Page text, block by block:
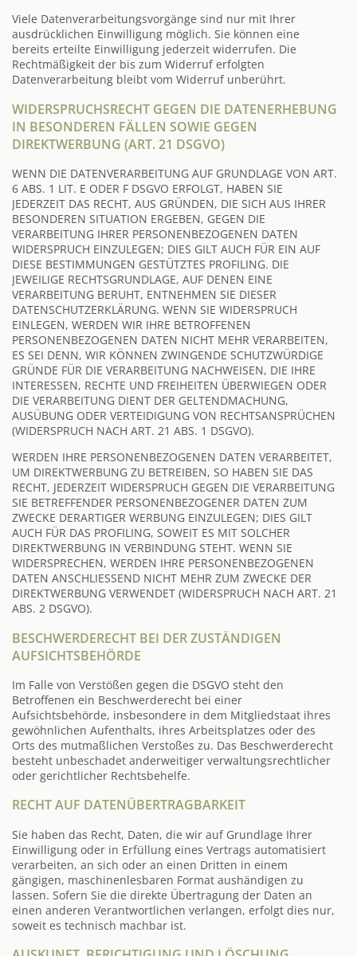
Viele Datenverarbeitungsvorgänge sind nur mit Ihrer
ausdrücklichen Einwilligung möglich. Sie können eine
bereits erteilte Einwilligung jederzeit widerrufen. Die
Rechtmäßigkeit der bis zum Widerruf erfolgten
Datenverarbeitung bleibt vom Widerruf unberührt.
WIDERSPRUCHSRECHT GEGEN DIE DATENERHEBUNG
IN BESONDEREN FÄLLEN SOWIE GEGEN
DIREKTWERBUNG (ART. 21 DSGVO)
WENN DIE DATENVERARBEITUNG AUF GRUNDLAGE VON ART.
6 ABS. 1 LIT. E ODER F DSGVO ERFOLGT, HABEN SIE
JEDERZEIT DAS RECHT, AUS GRÜNDEN, DIE SICH AUS IHRER
BESONDEREN SITUATION ERGEBEN, GEGEN DIE
VERARBEITUNG IHRER PERSONENBEZOGENEN DATEN
WIDERSPRUCH EINZULEGEN; DIES GILT AUCH FÜR EIN AUF
DIESE BESTIMMUNGEN GESTÜTZTES PROFILING. DIE
JEWEILIGE RECHTSGRUNDLAGE, AUF DENEN EINE
VERARBEITUNG BERUHT, ENTNEHMEN SIE DIESER
DATENSCHUTZERKLÄRUNG. WENN SIE WIDERSPRUCH
EINLEGEN, WERDEN WIR IHRE BETROFFENEN
PERSONENBEZOGENEN DATEN NICHT MEHR VERARBEITEN,
ES SEI DENN, WIR KÖNNEN ZWINGENDE SCHUTZWÜRDIGE
GRÜNDE FÜR DIE VERARBEITUNG NACHWEISEN, DIE IHRE
INTERESSEN, RECHTE UND FREIHEITEN ÜBERWIEGEN ODER
DIE VERARBEITUNG DIENT DER GELTENDMACHUNG,
AUSÜBUNG ODER VERTEIDIGUNG VON RECHTSANSPRÜCHEN
(WIDERSPRUCH NACH ART. 21 ABS. 1 DSGVO).
WERDEN IHRE PERSONENBEZOGENEN DATEN VERARBEITET,
UM DIREKTWERBUNG ZU BETREIBEN, SO HABEN SIE DAS
RECHT, JEDERZEIT WIDERSPRUCH GEGEN DIE VERARBEITUNG
SIE BETREFFENDER PERSONENBEZOGENER DATEN ZUM
ZWECKE DERARTIGER WERBUNG EINZULEGEN; DIES GILT
AUCH FÜR DAS PROFILING, SOWEIT ES MIT SOLCHER
DIREKTWERBUNG IN VERBINDUNG STEHT. WENN SIE
WIDERSPRECHEN, WERDEN IHRE PERSONENBEZOGENEN
DATEN ANSCHLIESSEND NICHT MEHR ZUM ZWECKE DER
DIREKTWERBUNG VERWENDET (WIDERSPRUCH NACH ART. 21
ABS. 2 DSGVO).
BESCHWERDE­RECHT BEI DER ZUSTÄNDIGEN
AUFSICHTS­BEHÖRDE
Im Falle von Verstößen gegen die DSGVO steht den
Betroffenen ein Beschwerderecht bei einer
Aufsichtsbehörde, insbesondere in dem Mitgliedstaat ihres
gewöhnlichen Aufenthalts, ihres Arbeitsplatzes oder des
Orts des mutmaßlichen Verstoßes zu. Das Beschwerderecht
besteht unbeschadet anderweitiger verwaltungsrechtlicher
oder gerichtlicher Rechtsbehelfe.
RECHT AUF DATEN­ÜBERTRAG­BARKEIT
Sie haben das Recht, Daten, die wir auf Grundlage Ihrer
Einwilligung oder in Erfüllung eines Vertrags automatisiert
verarbeiten, an sich oder an einen Dritten in einem
gängigen, maschinenlesbaren Format aushändigen zu
lassen. Sofern Sie die direkte Übertragung der Daten an
einen anderen Verantwortlichen verlangen, erfolgt dies nur,
soweit es technisch machbar ist.